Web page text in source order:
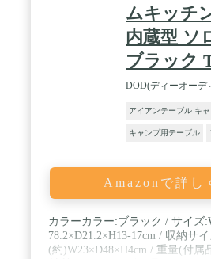
ムキッチ
内蔵型 ソ
ブラック
DOD(ディーオーデ
アイアンテーブル キ
キャンプ用テーブル
Amazonで詳し
カラーカラー:ブラック / サイズ
78.2×D21.2×H13-17cm / 収納サ
(約)W23×D48×H4cm / 重量(付属